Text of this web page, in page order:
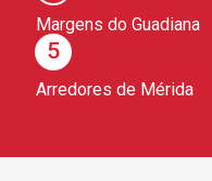
Margens do Guadiana
5
Arredores de Mérida